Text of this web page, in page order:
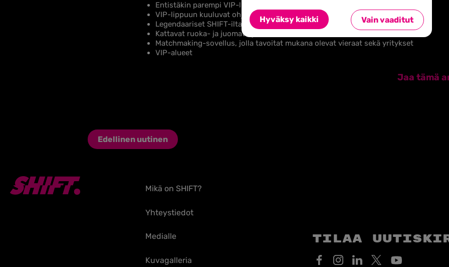
Hyväksy kaikki Vain vaaditut
Entistäkin parempi VIP-lippu SHIFT Business Festivalille ​
VIP-lippuun kuuluvat ohjelman mukaiset puhujat ja aktiviteetit​
Legendaariset SHIFT-iltabileet​
Kattavat ruoka- ja juomatarjoilut
Matchmaking-sovellus, jolla tavoitat mukana olevat vieraat sekä yritykset​
VIP-alueet
Jaa tämä
Edellinen uutinen
Mikä on SHIFT?
Yhteystiedot
Medialle
Kuvagalleria
Tilaa